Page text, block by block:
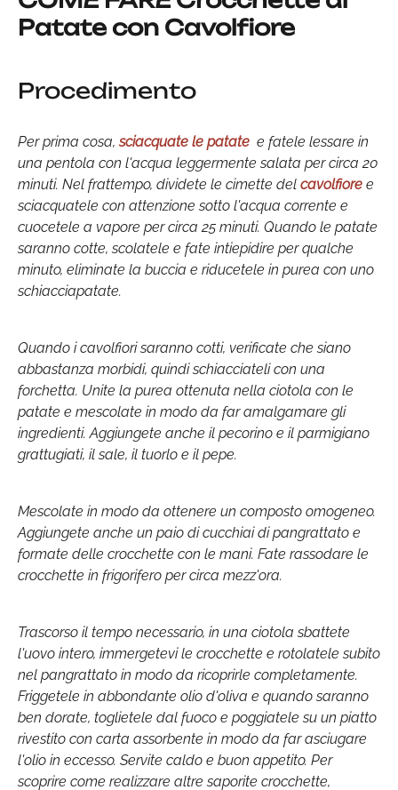
Patate con Cavolfiore
Procedimento
Per prima cosa, sciacquate le patate e fatele lessare in
una pentola con l'acqua leggermente salata per circa 20
minuti. Nel frattempo, dividete le cimette del cavolfiore e
sciacquatele con attenzione sotto l'acqua corrente e
cuocetele a vapore per circa 25 minuti. Quando le patate
saranno cotte, scolatele e fate intiepidire per qualche
minuto, eliminate la buccia e riducetele in purea con uno
schiacciapatate.
Quando i cavolfiori saranno cotti, verificate che siano
abbastanza morbidi, quindi schiacciateli con una
forchetta. Unite la purea ottenuta nella ciotola con le
patate e mescolate in modo da far amalgamare gli
ingredienti. Aggiungete anche il pecorino e il parmigiano
grattugiati, il sale, il tuorlo e il pepe.
Mescolate in modo da ottenere un composto omogeneo.
Aggiungete anche un paio di cucchiai di pangrattato e
formate delle crocchette con le mani. Fate rassodare le
crocchette in frigorifero per circa mezz'ora.
Trascorso il tempo necessario, in una ciotola sbattete
l'uovo intero, immergetevi le crocchette e rotolatele subito
nel pangrattato in modo da ricoprirle completamente.
Friggetele in abbondante olio d'oliva e quando saranno
ben dorate, toglietele dal fuoco e poggiatele su un piatto
rivestito con carta assorbente in modo da far asciugare
l'olio in eccesso. Servite caldo e buon appetito. Per
scoprire come realizzare altre saporite crocchette,